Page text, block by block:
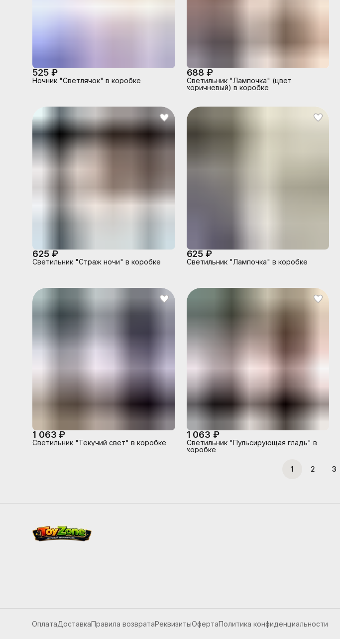
525 ₽
Ночник "Светлячок" в коробке
688 ₽
Светильник "Лампочка" (цвет
коричневый) в коробке
625 ₽
Светильник "Страж ночи" в коробке
625 ₽
Светильник "Лампочка" в коробке
1 063 ₽
Светильник "Текучий свет" в коробке
1 063 ₽
Светильник "Пульсирующая гладь" в
коробке
1 2 3
ОплатаДоставкаПравила возвратаРеквизитыОфертаПолитика конфиденциальности